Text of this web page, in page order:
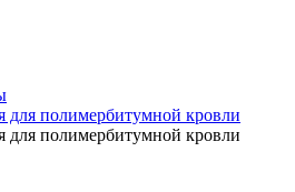
для полимербитумной кровли
для полимербитумной кровли